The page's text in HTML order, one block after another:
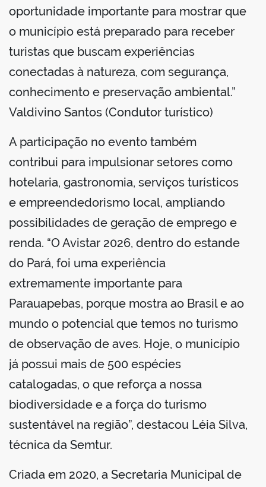
oportunidade importante para mostrar que
o município está preparado para receber
turistas que buscam experiências
conectadas à natureza, com segurança,
conhecimento e preservação ambiental.”
Valdivino Santos (Condutor turístico)
A participação no evento também
contribui para impulsionar setores como
hotelaria, gastronomia, serviços turísticos
e empreendedorismo local, ampliando
possibilidades de geração de emprego e
renda. “O Avistar 2026, dentro do estande
do Pará, foi uma experiência
extremamente importante para
Parauapebas, porque mostra ao Brasil e ao
mundo o potencial que temos no turismo
de observação de aves. Hoje, o município
já possui mais de 500 espécies
catalogadas, o que reforça a nossa
biodiversidade e a força do turismo
sustentável na região”, destacou Léia Silva,
técnica da Semtur.
Criada em 2020, a Secretaria Municipal de